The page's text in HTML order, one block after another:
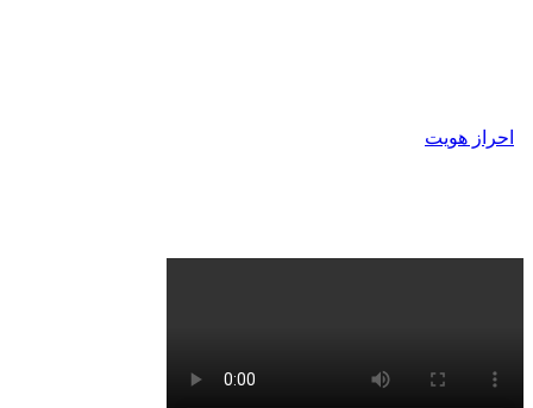
احراز هویت